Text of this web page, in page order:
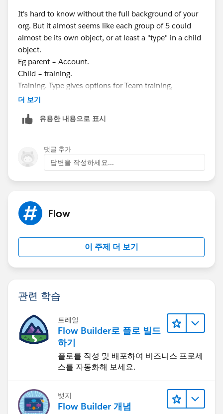
It's hard to know without the full background of your
org. But it almost seems like each group of 5 could
almost be its own object, or at least a "type" in a child
object.
Eg parent = Account.
Child = training.
Training. Type gives options for Team training,
individual training, instructor training etc (whatever the
Then you only need 5 date fields.
더 보기
유용한 내용으로 표시
댓글 추가
답변을 작성하세요...
Flow
이 주제 더 보기
관련 학습
트레일
Flow Builder로 플로 빌드
하기
플로를 작성 및 배포하여 비즈니스 프로세
스를 자동화해 보세요.
뱃지
Flow Builder 개념